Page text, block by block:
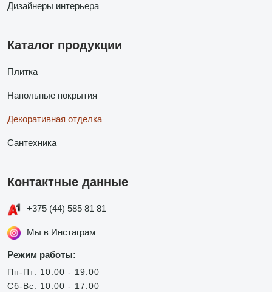
Дизайнеры интерьера
Каталог продукции
Плитка
Напольные покрытия
Декоративная отделка
Сантехника
Контактные данные
+375 (44) 585 81 81
Мы в Инстаграм
Режим работы:
Пн-Пт: 10:00 - 19:00
Сб-Вс: 10:00 - 17:00